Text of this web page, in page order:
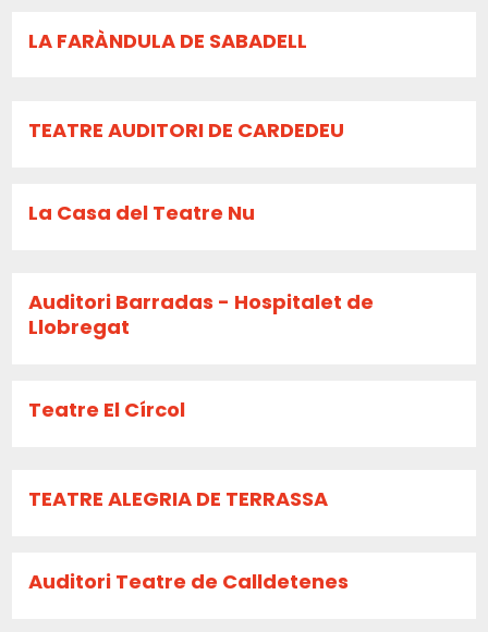
LA FARÀNDULA DE SABADELL
TEATRE AUDITORI DE CARDEDEU
La Casa del Teatre Nu
Auditori Barradas - Hospitalet de
Llobregat
Teatre El Círcol
TEATRE ALEGRIA DE TERRASSA
Auditori Teatre de Calldetenes